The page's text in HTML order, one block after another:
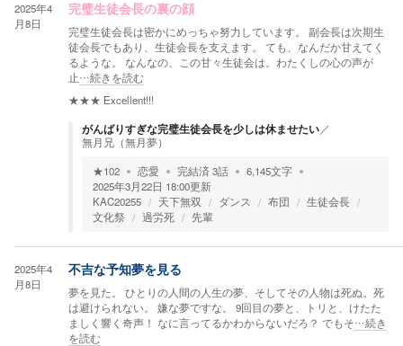
2025年4
月8日
完璧生徒会長の裏の顔
完璧生徒会長は密かにめっちゃ努力しています。 副会長は次期生
徒会長でもあり、生徒会長を支えます。 ても、なんだか甘えてく
るような。 なんなの、この甘々生徒会は。わたくしの心の声が
止…続きを読む
★★★ Excellent!!!
がんばりすぎな完璧生徒会長を少しは休ませたい／
無月兄（無月夢）
★102 恋愛 完結済3話 6,145文字
2025年3月22日 18:00更新
KAC20255
天下無双 ダンス 布団
生徒会長
文化祭
過労死 先輩
2025年4
月8日
不吉な予知夢を見る
夢を見た。 ひとりの人間の人生の夢、そしてその人物は死ぬ。死
は避けられない。 嫌な夢ですな。 9回目の夢と、トリと、けたた
ましく響く奇声！ なに言ってるかわからないだろ？ でもそ…続き
を読む